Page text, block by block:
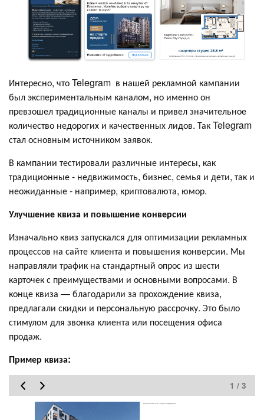
Интересно, что Telegram в нашей рекламной кампании
был экспериментальным каналом, но именно он
превзошел традиционные каналы и привел значительное
количество недорогих и качественных лидов. Так Telegram
стал основным источником заявок.
В кампании тестировали различные интересы, как
традиционные - недвижимость, бизнес, семья и дети, так и
неожиданные - например, криптовалюта, юмор.
Улучшение квиза и повышение конверсии
Изначально квиз запускался для оптимизации рекламных
процессов на сайте клиента и повышения конверсии. Мы
направляли трафик на стандартный опрос из шести
карточек с преимуществами и основными вопросами. В
конце квиза — благодарили за прохождение квиза,
предлагали скидки и персональную рассрочку. Это было
стимулом для звонка клиента или посещения офиса
продаж.
Пример квиза:
1 / 3